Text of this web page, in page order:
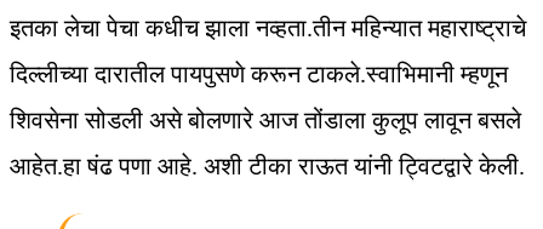
इतका लेचा पेचा कधीच झाला नव्हता.तीन महिन्यात महाराष्ट्राचे
दिल्लीच्या दारातील पायपुसणे करून टाकले.स्वाभिमानी म्हणून
शिवसेना सोडली असे बोलणारे आज तोंडाला कुलूप लावून बसले
आहेत.हा षंढ पणा आहे. अशी टीका राऊत यांनी ट्विटद्वारे केली.